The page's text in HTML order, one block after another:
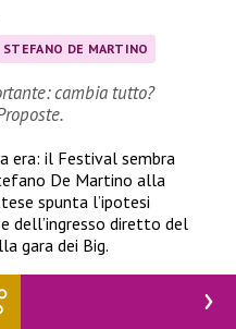
STEFANO DE MARTINO
cambia tutto?
era: il Festival sembra
De Martino alla
spunta l’ipotesi
dell’ingresso diretto del
gara dei Big.
in